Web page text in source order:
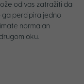
od vas zatražiti da
percipira jedno
normalan
oku.